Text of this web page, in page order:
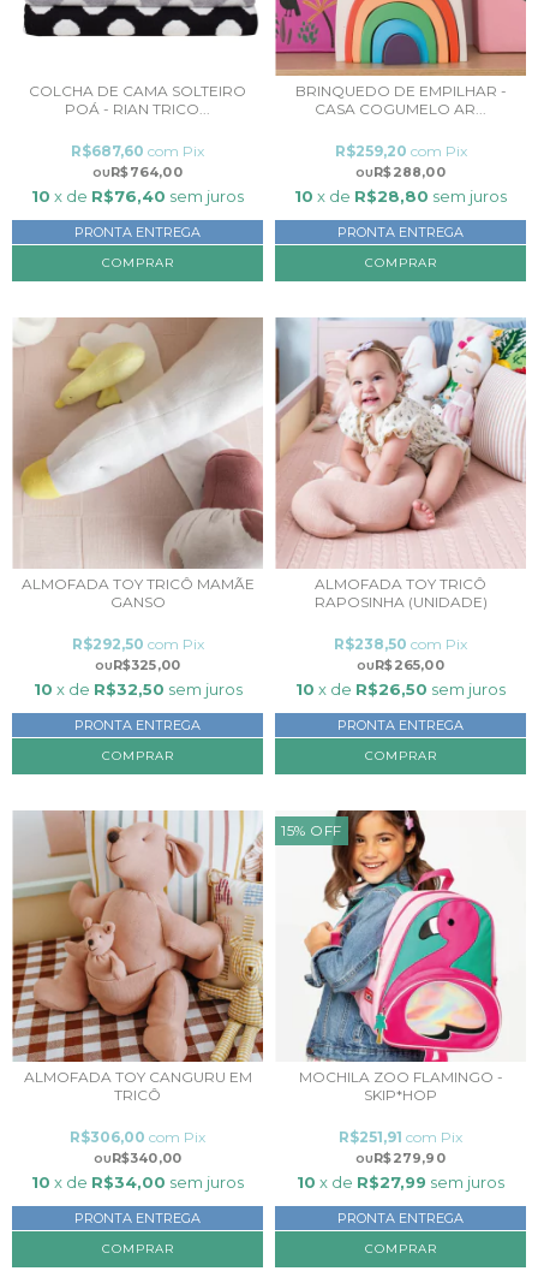
COLCHA DE CAMA SOLTEIRO
POÁ - RIAN TRICO...
R$764,00
R$687,60 com Pix
10 x de R$76,40 sem juros
PRONTA ENTREGA
COMPRAR
BRINQUEDO DE EMPILHAR -
CASA COGUMELO AR...
R$288,00
R$259,20 com Pix
10 x de R$28,80 sem juros
PRONTA ENTREGA
ALMOFADA TOY TRICÔ MAMÃE
GANSO
R$325,00
R$292,50 com Pix
10 x de R$32,50 sem juros
PRONTA ENTREGA
ALMOFADA TOY TRICÔ
RAPOSINHA (UNIDADE)
R$265,00
R$238,50 com Pix
10 x de R$26,50 sem juros
PRONTA ENTREGA
COMPRAR
ALMOFADA TOY CANGURU EM
TRICÔ
R$340,00
R$306,00 com Pix
10 x de R$34,00 sem juros
PRONTA ENTREGA
COMPRAR
15% OFF
MOCHILA ZOO FLAMINGO -
SKIP*HOP
R$279,90
R$251,91 com Pix
10 x de R$27,99 sem juros
PRONTA ENTREGA